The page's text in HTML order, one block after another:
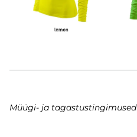
Müügi- ja tagastustingimused